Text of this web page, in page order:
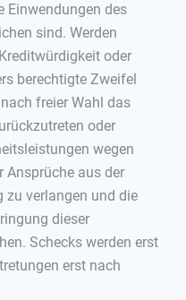
Einwendungen des
sind. Werden
oder
berechtigte Zweifel
freier Wahl das
oder
wegen
Ansprüche aus der
zu verlangen und die
dieser
Schecks werden erst
erst nach